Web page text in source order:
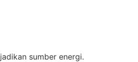
sumber energi.